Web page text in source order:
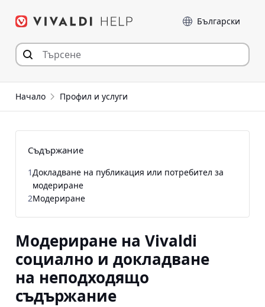
към съдържанието
Език
Начало Профил и услуги
Модериране на Vivaldi
социално и докладване
на неподходящо
съдържание
Съдържание
1Докладване на публикация или потребител за
модериране
2Модериране